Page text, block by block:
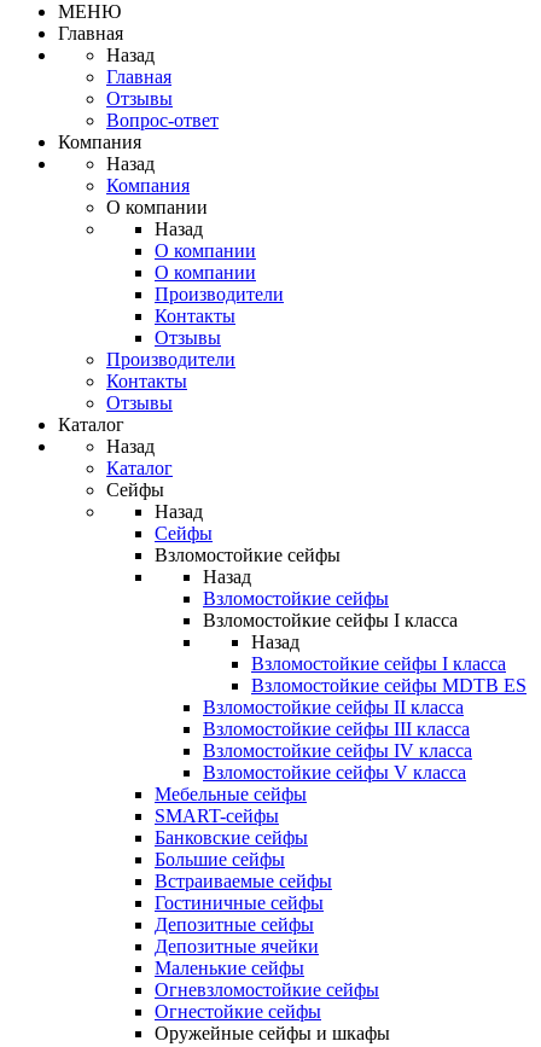
МЕНЮ
Главная
Назад
Главная
Отзывы
Вопрос-ответ
Компания
Назад
Компания
О компании
Назад
О компании
О компании
Производители
Контакты
Отзывы
Производители
Контакты
Отзывы
Каталог
Назад
Каталог
Сейфы
Назад
Сейфы
Взломостойкие сейфы
Назад
Взломостойкие сейфы
Взломостойкие сейфы I класса
Назад
Взломостойкие сейфы I класса
Взломостойкие сейфы MDTB ES
Взломостойкие сейфы II класса
Взломостойкие сейфы III класса
Взломостойкие сейфы IV класса
Взломостойкие сейфы V класса
Мебельные сейфы
SMART-сейфы
Банковские сейфы
Большие сейфы
Встраиваемые сейфы
Гостиничные сейфы
Депозитные сейфы
Депозитные ячейки
Маленькие сейфы
Огневзломостойкие сейфы
Огнестойкие сейфы
Оружейные сейфы и шкафы